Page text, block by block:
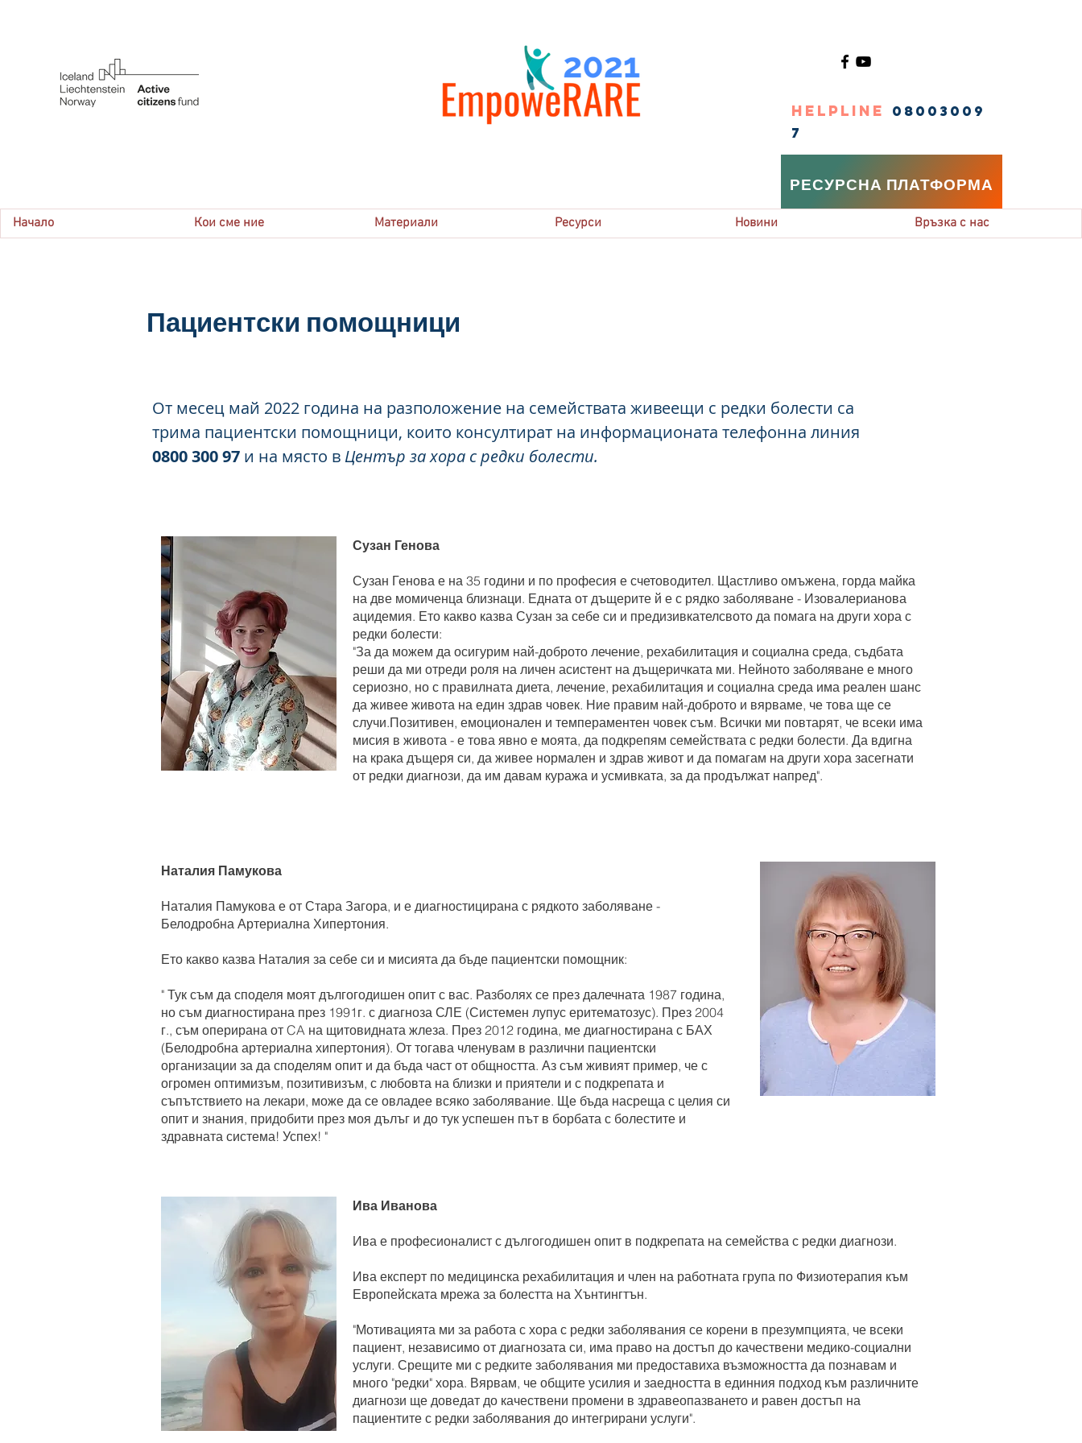
HELPLINE
08003009
7
РЕСУРСНА ПЛАТФОРМА
Пациентски помощници
От месец май 2022 година на разположение на семействата живеещи с редки болести са
трима пациентски помощници, които консултират на информационата телефонна линия
0800 300 97 и на място в Център за хора с редки болести.
Сузан Генова
Сузан Генова е на 35 години и по професия е счетоводител. Щастливо омъжена, горда майка
на две момиченца близнаци. Едната от дъщерите й е с рядко заболяване - Изовалерианова
ацидемия. Ето какво казва Сузан за себе си и предизивкателсвото да помага на други хора с
редки болести:
"За да можем да осигурим най-доброто лечение, рехабилитация и социална среда, съдбата
реши да ми отреди роля на личен асистент на дъщеричката ми. Нейното заболяване е много
сериозно, но с правилната диета, лечение, рехабилитация и социална среда има реален шанс
да живее живота на един здрав човек. Ние правим най-доброто и вярваме, че това ще се
случи.Позитивен, емоционален и темпераментен човек съм. Всички ми повтарят, че всеки има
мисия в живота - е това явно е моята, да подкрепям семействата с редки болести. Да вдигна
на крака дъщеря си, да живее нормален и здрав живот и да помагам на други хора засегнати
от редки диагнози, да им давам куража и усмивката, за да продължат напред".
Наталия Памукова
Наталия Памукова е от Стара Загора, и е диагностицирана с рядкото заболяване -
Белодробна Артериална Хипертония.
Ето какво казва Наталия за себе си и мисията да бъде пациентски помощник:
" Тук съм да споделя моят дългогодишен опит с вас. Разболях се през далечната 1987 година,
но съм диагностирана през 1991г. с диагноза СЛЕ (Системен лупус еритематозус). През 2004
г., съм оперирана от CA на щитовидната жлеза. През 2012 година, ме диагностирана с БАХ
(Белодробна артериална хипертония). От тогава членувам в различни пациентски
организации за да споделям опит и да бъда част от общността. Аз съм живият пример, че с
огромен оптимизъм, позитивизъм, с любовта на близки и приятели и с подкрепата и
съпътствието на лекари, може да се овладее всяко заболявание. Ще бъда насреща с целия си
опит и знания, придобити през моя дълъг и до тук успешен път в борбата с болестите и
здравната система! Успех! "
Ива Иванова
Ива е професионалист с дългогодишен опит в подкрепата на семейства с редки диагнози.
Ива експерт по медицинска рехабилитация и член на работната група по Физиотерапия към
Европейската мрежа за болестта на Хънтингтън.
"Мотивацията ми за работа с хора с редки заболявания се корени в презумпцията, че всеки
пациент, независимо от диагнозата си, има право на достъп до качествени медико-социални
услуги. Срещите ми с редките заболявания ми предоставиха възможността да познавам и
много "редки" хора. Вярвам, че общите усилия и заедността в единния подход към различните
диагнози ще доведат до качествени промени в здравеопазването и равен достъп на
пациентите с редки заболявания до интегрирани услуги".
Начало Кои сме ние Материали Ресурси Новини Връзка с нас